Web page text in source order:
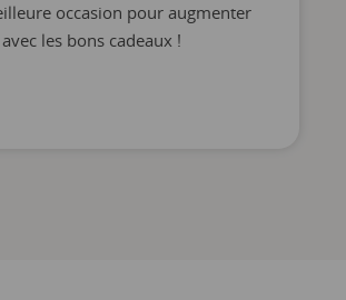
occasion pour augmenter
les bons cadeaux !